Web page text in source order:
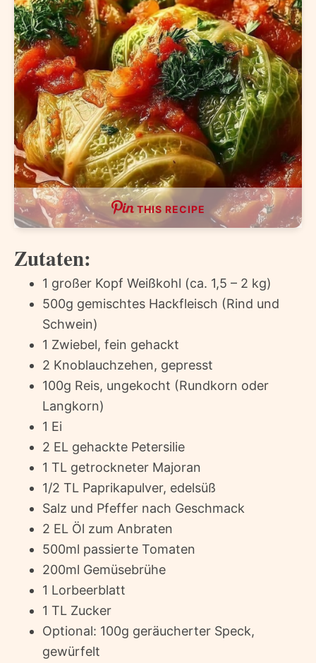
THIS RECIPE
Zutaten:
1 großer Kopf Weißkohl (ca. 1,5 – 2 kg)
500g gemischtes Hackfleisch (Rind und
Schwein)
1 Zwiebel, fein gehackt
2 Knoblauchzehen, gepresst
100g Reis, ungekocht (Rundkorn oder
Langkorn)
1 Ei
2 EL gehackte Petersilie
1 TL getrockneter Majoran
1/2 TL Paprikapulver, edelsüß
Salz und Pfeffer nach Geschmack
2 EL Öl zum Anbraten
500ml passierte Tomaten
200ml Gemüsebrühe
1 Lorbeerblatt
1 TL Zucker
Optional: 100g geräucherter Speck,
gewürfelt